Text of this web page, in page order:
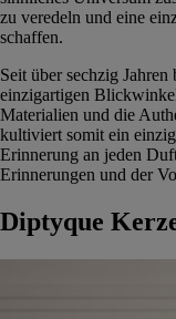
zu veredeln und eine
schaffen.
Seit über sechzig
einzigartigen
Materialien und die
kultiviert somit ein
Erinnerung an jeden
Erinnerungen und der
Diptyque